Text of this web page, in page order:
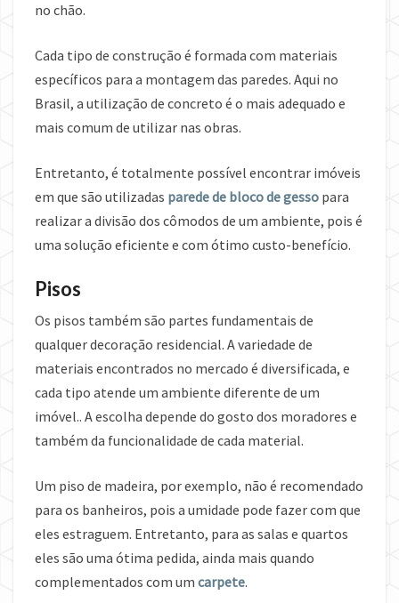
no chão.
Cada tipo de construção é formada com materiais
específicos para a montagem das paredes. Aqui no
Brasil, a utilização de concreto é o mais adequado e
mais comum de utilizar nas obras.
Entretanto, é totalmente possível encontrar imóveis
em que são utilizadas parede de bloco de gesso para
realizar a divisão dos cômodos de um ambiente, pois é
uma solução eficiente e com ótimo custo-benefício.
Pisos
Os pisos também são partes fundamentais de
qualquer decoração residencial. A variedade de
materiais encontrados no mercado é diversificada, e
cada tipo atende um ambiente diferente de um
imóvel.. A escolha depende do gosto dos moradores e
também da funcionalidade de cada material.
Um piso de madeira, por exemplo, não é recomendado
para os banheiros, pois a umidade pode fazer com que
eles estraguem. Entretanto, para as salas e quartos
eles são uma ótima pedida, ainda mais quando
complementados com um carpete.